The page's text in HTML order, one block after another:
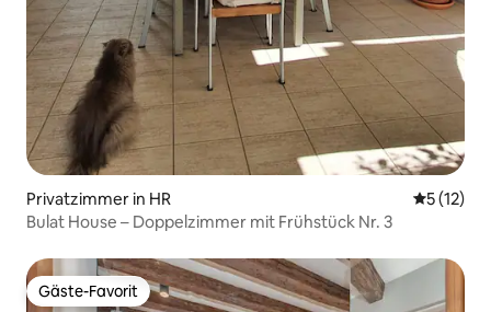
Privatzimmer in HR
5 (12)
Bulat House – Doppelzimmer mit Frühstück Nr. 3
Gäste-Favorit
Gäste-Favorit